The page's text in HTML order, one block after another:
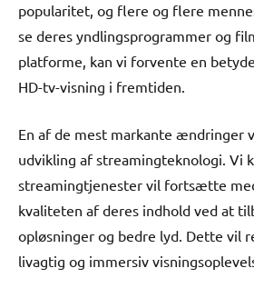
popularitet, og flere og flere
se deres yndlingsprogrammer og
platforme, kan vi forvente en
HD-tv-visning i fremtiden.
En af de mest markante ændringer
udvikling af streamingteknologi. Vi
streamingtjenester vil fortsætte
kvaliteten af deres indhold ved at
opløsninger og bedre lyd. Dette vil
livagtig og immersiv